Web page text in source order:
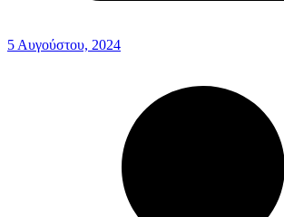
5 Αυγούστου, 2024